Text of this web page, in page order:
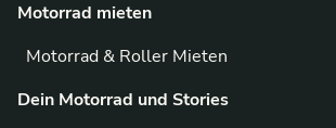
Motorrad mieten
Motorrad & Roller Mieten
Dein Motorrad und Stories